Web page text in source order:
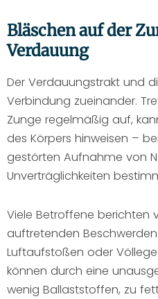
Bläschen auf der
Verdauung
Der Verdauungstrakt und
Verbindung zueinander.
Zunge regelmäßig auf,
des Körpers hinweisen –
gestörten Aufnahme von
Unverträglichkeiten
Viele Betroffene berichten
auftretenden
Luftaufstoßen oder
können durch eine
wenig Ballaststoffen, zu